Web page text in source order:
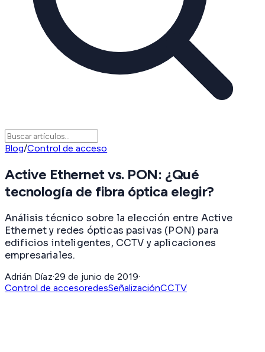
Blog/Control de acceso
Active Ethernet vs. PON: ¿Qué
tecnología de fibra óptica elegir?
Análisis técnico sobre la elección entre Active
Ethernet y redes ópticas pasivas (PON) para
edificios inteligentes, CCTV y aplicaciones
empresariales.
Adrián Díaz·29 de junio de 2019·
Control de accesoredesSeñalizaciónCCTV